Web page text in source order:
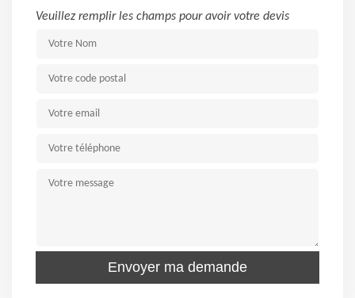
Veuillez remplir les champs pour avoir votre devis